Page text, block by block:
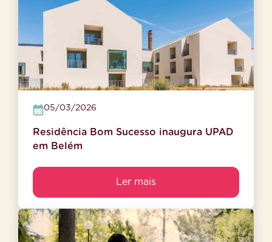
05/03/2026
Residência Bom Sucesso inaugura UPAD
em Belém
Ler mais